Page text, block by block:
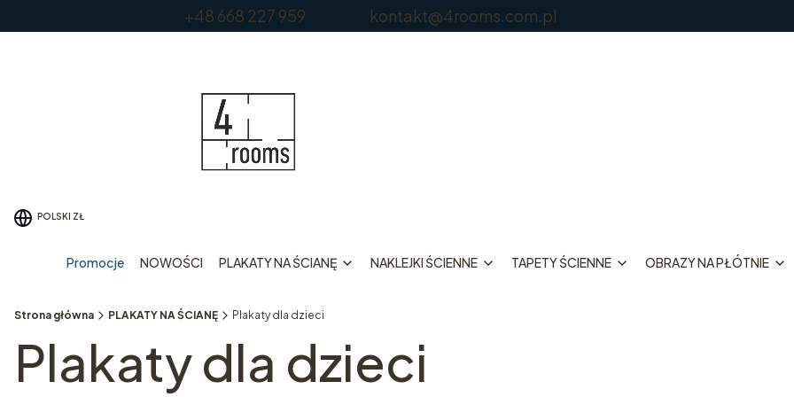
+48 668 227 959 kontakt@4rooms.com.pl
POLSKI ZŁ
Promocje NOWOŚCI PLAKATY NA ŚCIANĘ NAKLEJKI ŚCIENNE TAPETY ŚCIENNE OBRAZY NA PŁÓTNIE
Strona główna PLAKATY NA ŚCIANĘ Plakaty dla dzieci
Plakaty dla dzieci